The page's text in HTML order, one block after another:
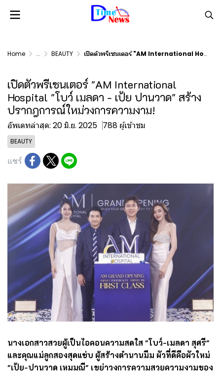
Home ... BEAUTY เปิดตัวพรีเซนเตอร์ "AM International Hospital "โบว์ เมลดา - เป้ย ปานวาด" สร้างปรากฎการณ์ใหม่วงการความงาม!
เปิดตัวพรีเซนเตอร์ "AM International
Hospital "โบว์ เมลดา - เป้ย ปานวาด" สร้าง
ปรากฎการณ์ใหม่วงการความงาม!
อัพเดทล่าสุด: 20 มิ.ย. 2025 788 ผู้เข้าชม
BEAUTY
แชร์
นางเอกสาวสวยผู้เป็นไอคอนความสดใส "โบว์-เมลดา สุศรี"
และคุณแม่ลูกสองสุดแซ่บ ผู้สร้างตำนานมีม ผัวที่ดีคือผัวใหม่
"เป้ย-ปานวาด เหมมณี" เขย่าวงการความสวยความงามของ